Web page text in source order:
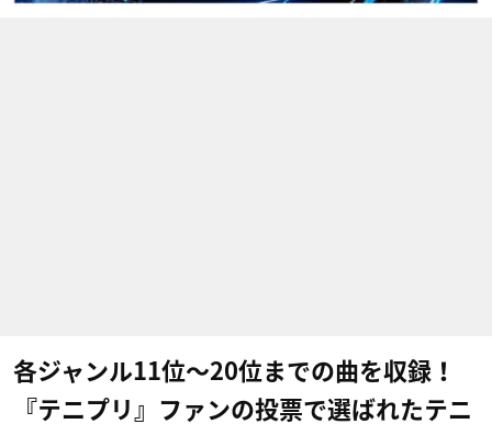
各ジャンル11位〜20位までの曲を収録！
『テニプリ』ファンの投票で選ばれたテニ